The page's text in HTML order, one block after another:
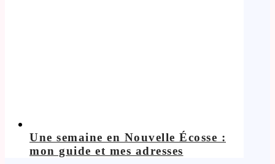
Une semaine en Nouvelle Écosse :
mon guide et mes adresses